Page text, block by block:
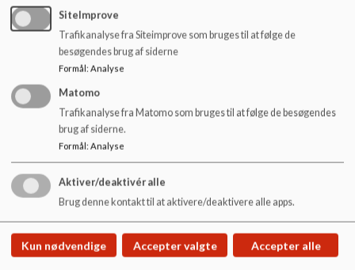
2020 09 29 Referat_1.pdf
2020 12 08 Referat.pdf
Kløver-Skolen
Kløvermarken 1, 6400 Sønderborg
klover-skolen@sonderborg.dk
+45 88 72 42 65
SiteImprove
Trafikanalyse fra Siteimprove som bruges til at følge de
besøgendes brug af siderne
Formål : Analyse
Matomo
Trafikanalyse fra Matomo som bruges til at følge de besøgendes
brug af siderne.
Formål: Analyse
Aktiver/deaktivér alle
Brug denne kontakt til at aktivere/deaktivere alle apps.
Kun nødvendige Accepter valgte Accepter alle